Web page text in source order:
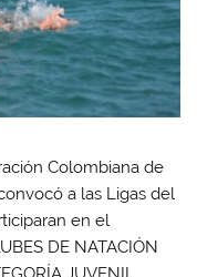
Colombiana de
a las Ligas del
en el
DE NATACIÓN